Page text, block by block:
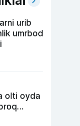
urib
umrbod
olti oyda
berildi